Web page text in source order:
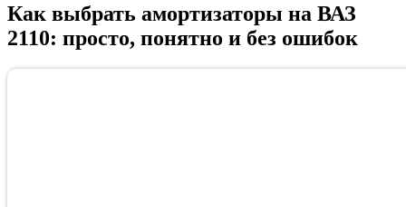
Как выбрать амортизаторы на ВАЗ
2110: просто, понятно и без ошибок